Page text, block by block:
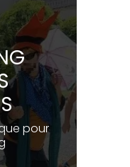
pour